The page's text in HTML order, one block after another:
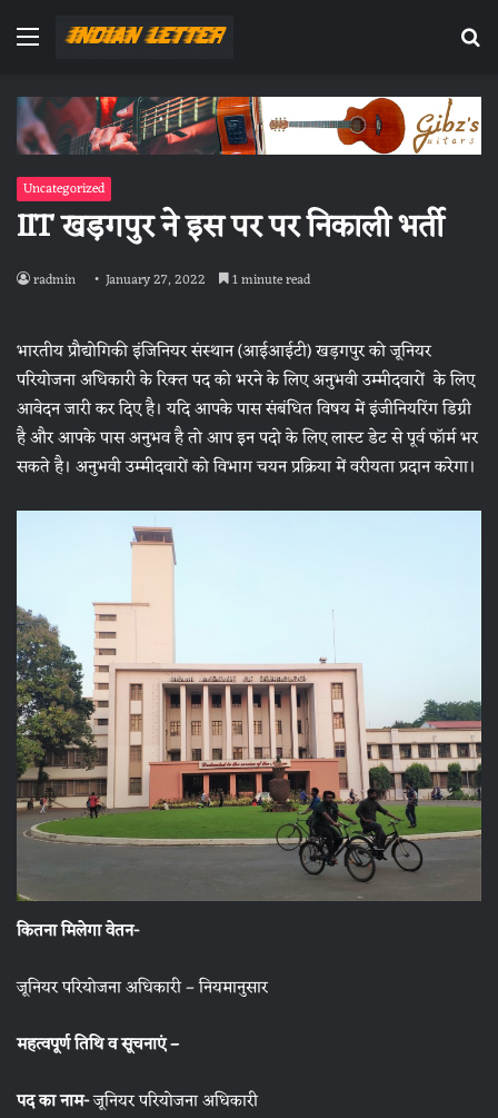
Menu
Uncategorized
IIT खड़गपुर ने इस पर पर निकाली भर्ती
radmin January 27, 2022 1 minute read
भारतीय प्रौद्योगिकी इंजिनियर संस्थान (आईआईटी) खड़गपुर को जूनियर
परियोजना अधिकारी के रिक्त पद को भरने के लिए अनुभवी उम्मीदवारों के लिए
आवेदन जारी कर दिए है। यदि आपके पास संबंधित विषय में इंजीनियरिंग डिग्री
है और आपके पास अनुभव है तो आप इन पदो के लिए लास्ट डेट से पूर्व फॉर्म भर
सकते है। अनुभवी उम्मीदवारों को विभाग चयन प्रक्रिया में वरीयता प्रदान करेगा।
कितना मिलेगा वेतन-
जूनियर परियोजना अधिकारी – नियमानुसार
महत्वपूर्ण तिथि व सूचनाएं –
पद का नाम-जूनियर परियोजना अधिकारी